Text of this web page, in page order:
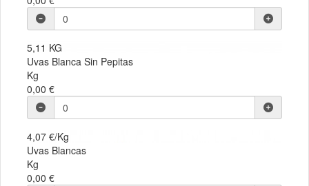
5,11 KG
Uvas Blanca Sin Pepitas
Kg
0,00 €
4,07 €/Kg
Uvas Blancas
Kg
0,00 €